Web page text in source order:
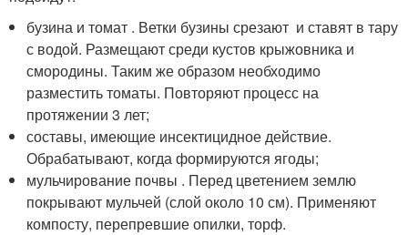
бузина и томат . Ветки бузины срезают и ставят в тару
с водой. Размещают среди кустов крыжовника и
смородины. Таким же образом необходимо
разместить томаты. Повторяют процесс на
протяжении 3 лет;
составы, имеющие инсектицидное действие.
Обрабатывают, когда формируются ягоды;
мульчирование почвы . Перед цветением землю
покрывают мульчей (слой около 10 см). Применяют
компосту, перепревшие опилки, торф.